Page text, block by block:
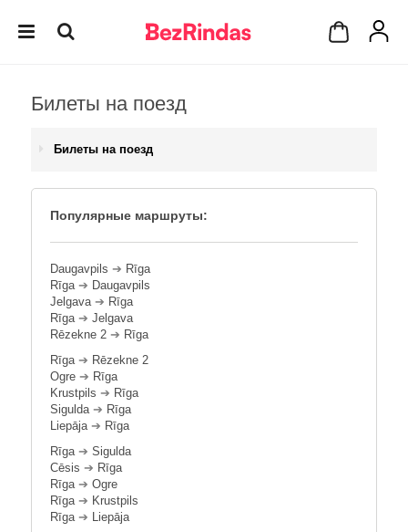
Билеты на поезд
Билеты на поезд
Популярные маршруты:
Daugavpils ➔ Rīga
Rīga➔ Daugavpils
Jelgava➔ Rīga
Rīga➔ Jelgava
Rēzekne 2 ➔ Rīga
Rīga➔ Rēzekne 2
Ogre ➔ Rīga
Krustpils ➔ Rīga
Sigulda➔ Rīga
Liepāja➔ Rīga
Rīga➔ Sigulda
Cēsis ➔ Rīga
Rīga➔ Ogre
Rīga➔ Krustpils
Rīga➔ Liepāja